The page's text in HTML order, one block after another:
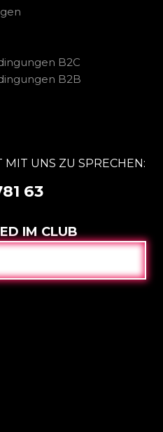
B2C
B2B
MIT UNS ZU SPRECHEN:
63
IM CLUB